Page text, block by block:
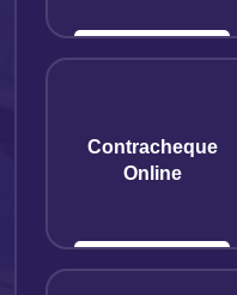
Contracheque
Online